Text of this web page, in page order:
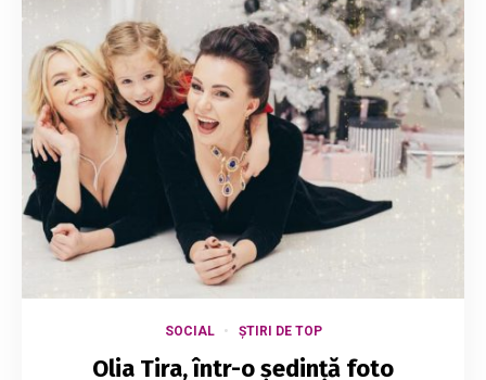
SOCIAL ȘTIRI DE TOP
Olia Tira, într-o ședință foto